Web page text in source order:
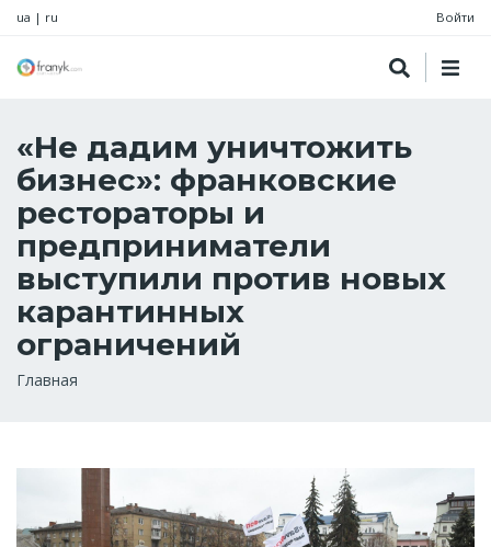
ua | ru Войти
«Не дадим уничтожить
бизнес»: франковские
рестораторы и
предприниматели
выступили против новых
карантинных
ограничений
Строка
Главная